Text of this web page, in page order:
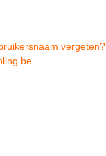
vergeten?